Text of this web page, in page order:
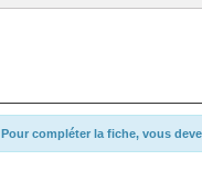
Pour compléter la fiche, vous